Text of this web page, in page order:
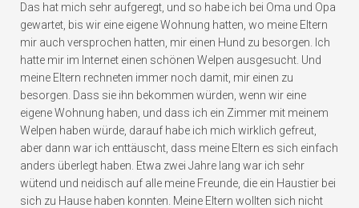
Das hat mich sehr aufgeregt, und so habe ich bei Oma und Opa
gewartet, bis wir eine eigene Wohnung hatten, wo meine Eltern
mir auch versprochen hatten, mir einen Hund zu besorgen. Ich
hatte mir im Internet einen schönen Welpen ausgesucht. Und
meine Eltern rechneten immer noch damit, mir einen zu
besorgen. Dass sie ihn bekommen würden, wenn wir eine
eigene Wohnung haben, und dass ich ein Zimmer mit meinem
Welpen haben würde, darauf habe ich mich wirklich gefreut,
aber dann war ich enttäuscht, dass meine Eltern es sich einfach
anders überlegt haben. Etwa zwei Jahre lang war ich sehr
wütend und neidisch auf alle meine Freunde, die ein Haustier bei
sich zu Hause haben konnten. Meine Eltern wollten sich nicht